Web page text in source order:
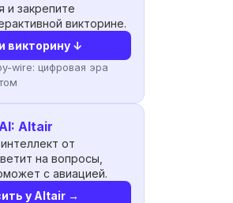
и закрепите
викторине.
викторину ↓
wire: цифровая эра
Altair
от
на вопросы,
с авиацией.
у Altair →